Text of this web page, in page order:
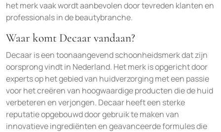
het merk vaak wordt aanbevolen door tevreden klanten en
professionals in de beautybranche.
Waar komt Decaar vandaan?
Decaar is een toonaangevend schoonheidsmerk dat zijn
oorsprong vindt in Nederland. Het merk is opgericht door
experts op het gebied van huidverzorging met een passie
voor het creëren van hoogwaardige producten die de huid
verbeteren en verjongen. Decaar heeft een sterke
reputatie opgebouwd door gebruik te maken van
innovatieve ingrediënten en geavanceerde formules die